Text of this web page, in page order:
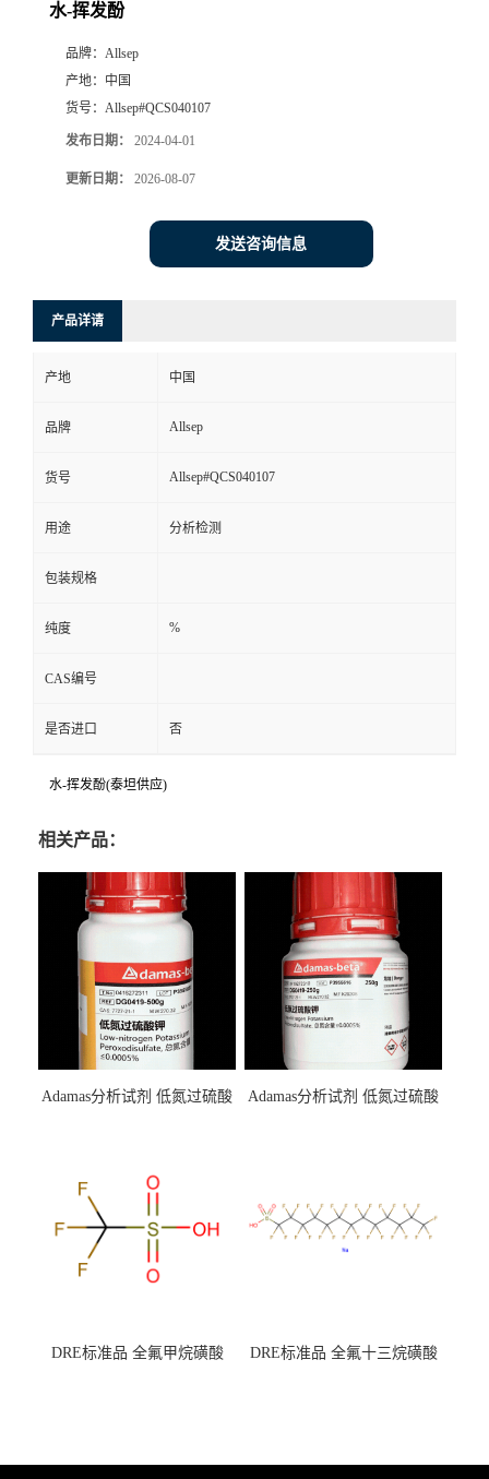
水-挥发酚
品牌： Allsep
产地： 中国
货号： Allsep#QCS040107
发布日期： 2024-04-01
更新日期： 2026-08-07
发送咨询信息
产品详请
产地 中国
品牌 Allsep
货号 Allsep#QCS040107
用途 分析检测
包装规格
纯度 %
CAS编号
是否进口 否
水-挥发酚(泰坦供应)
相关产品：
Adamas分析试剂 低氮过硫酸
（泰坦现货供应）
Adamas分析试剂 低氮过硫酸
DRE标准品 全氟甲烷磺酸
DRE标准品 全氟十三烷磺酸